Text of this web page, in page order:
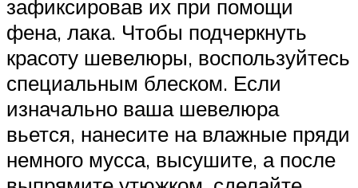
зафиксировав их при помощи
фена, лака. Чтобы подчеркнуть
красоту шевелюры, воспользуйтесь
специальным блеском. Если
изначально ваша шевелюра
вьется, нанесите на влажные пряди
немного мусса, высушите, а после